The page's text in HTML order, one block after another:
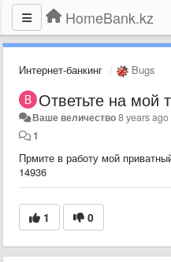
HomeBank.kz
Интернет-банкинг Bugs
Ответьте на мой
Ваше величество8 years ago
1
Прмите в работу мой
14936
1 0